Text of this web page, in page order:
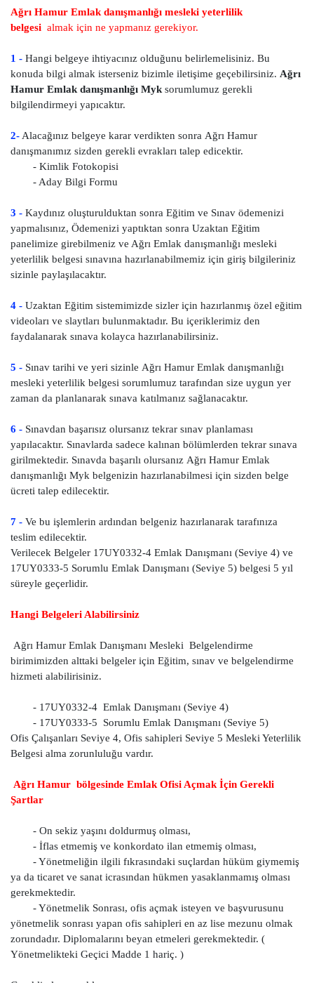
Ağrı Hamur Emlak danışmanlığı mesleki yeterlilik
belgesi almak için ne yapmanız gerekiyor.
1 - Hangi belgeye ihtiyacınız olduğunu belirlemelisiniz. Bu
konuda bilgi almak isterseniz bizimle iletişime geçebilirsiniz. Ağrı
Hamur Emlak danışmanlığı Myk sorumlumuz gerekli
bilgilendirmeyi yapıcaktır.
2- Alacağınız belgeye karar verdikten sonra Ağrı Hamur
danışmanımız sizden gerekli evrakları talep edicektir.
- Kimlik Fotokopisi
- Aday Bilgi Formu
3 - Kaydınız oluşturulduktan sonra Eğitim ve Sınav ödemenizi
yapmalısınız, Ödemenizi yaptıktan sonra Uzaktan Eğitim
panelimize girebilmeniz ve Ağrı Emlak danışmanlığı mesleki
yeterlilik belgesi sınavına hazırlanabilmemiz için giriş bilgileriniz
sizinle paylaşılacaktır.
4 - Uzaktan Eğitim sistemimizde sizler için hazırlanmış özel eğitim
videoları ve slaytları bulunmaktadır. Bu içeriklerimiz den
faydalanarak sınava kolayca hazırlanabilirsiniz.
5 - Sınav tarihi ve yeri sizinle Ağrı Hamur Emlak danışmanlığı
mesleki yeterlilik belgesi sorumlumuz tarafından size uygun yer
zaman da planlanarak sınava katılmanız sağlanacaktır.
6 - Sınavdan başarısız olursanız tekrar sınav planlaması
yapılacaktır. Sınavlarda sadece kalınan bölümlerden tekrar sınava
girilmektedir. Sınavda başarılı olursanız Ağrı Hamur Emlak
danışmanlığı Myk belgenizin hazırlanabilmesi için sizden belge
ücreti talep edilecektir.
7 - Ve bu işlemlerin ardından belgeniz hazırlanarak tarafınıza
teslim edilecektir.
Verilecek Belgeler 17UY0332-4 Emlak Danışmanı (Seviye 4) ve
17UY0333-5 Sorumlu Emlak Danışmanı (Seviye 5) belgesi 5 yıl
süreyle geçerlidir.
Hangi Belgeleri Alabilirsiniz
Ağrı Hamur Emlak Danışmanı Mesleki Belgelendirme
birimimizden alttaki belgeler için Eğitim, sınav ve belgelendirme
hizmeti alabilirisiniz.
- 17UY0332-4 Emlak Danışmanı (Seviye 4)
- 17UY0333-5 Sorumlu Emlak Danışmanı (Seviye 5)
Ofis Çalışanları Seviye 4, Ofis sahipleri Seviye 5 Mesleki Yeterlilik
Belgesi alma zorunluluğu vardır.
Ağrı Hamur bölgesinde Emlak Ofisi Açmak İçin Gerekli
Şartlar
- On sekiz yaşını doldurmuş olması,
- İflas etmemiş ve konkordato ilan etmemiş olması,
- Yönetmeliğin ilgili fıkrasındaki suçlardan hüküm giymemiş
ya da ticaret ve sanat icrasından hükmen yasaklanmamış olması
gerekmektedir.
- Yönetmelik Sonrası, ofis açmak isteyen ve başvurusunu
yönetmelik sonrası yapan ofis sahipleri en az lise mezunu olmak
zorundadır. Diplomalarını beyan etmeleri gerekmektedir. (
Yönetmelikteki Geçici Madde 1 hariç. )